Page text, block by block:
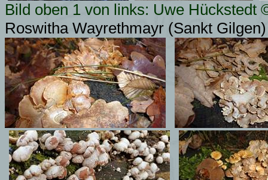
Bild oben 1 von links: Uwe Hückstedt
Roswitha Wayrethmayr (Sankt